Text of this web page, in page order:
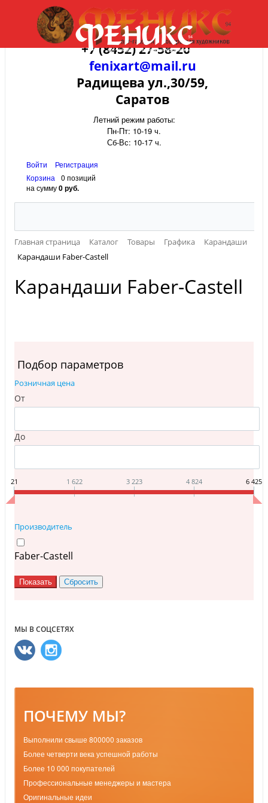
+7 (8452) 27-58-20
fenixart@mail.ru
Радищева ул.,30/59,
Саратов
Летний режим работы:
Пн-Пт: 10-19 ч.
Сб-Вс: 10-17 ч.
Войти
Регистрация
Корзина
0 позиций
на сумму0 руб.
Главная страница Каталог Товары Графика
Карандаши
Карандаши Faber-Castell
Карандаши Faber-Castell
Подбор параметров
Розничная цена
От
До
21 1 622 3 223 4 824 6 425
Производитель
Faber-Castell
МЫ В СОЦСЕТЯХ
ПОЧЕМУ МЫ?
Выполнили свыше 800000 заказов
Более четверти века успешной работы
Более 10 000 покупателей
Профессиональные менеджеры и мастера
Оригинальные идеи